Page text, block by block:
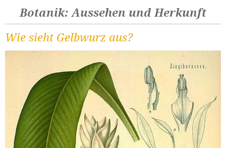
Botanik: Aussehen und Herkunft
Wie sieht Gelbwurz aus?